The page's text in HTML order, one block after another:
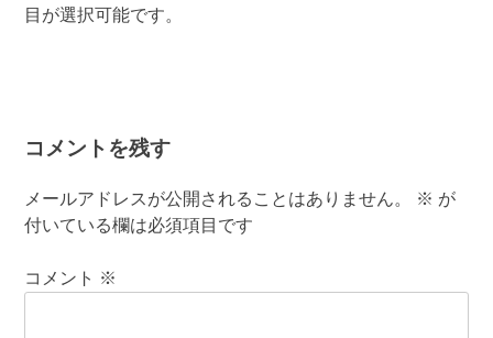
目が選択可能です。
コメントを残す
メールアドレスが公開されることはありません。 ※ が
付いている欄は必須項目です
コメント ※